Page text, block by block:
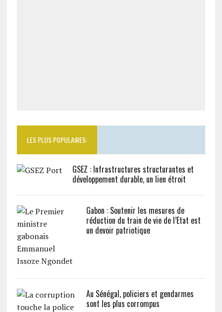
LES PLUS POPULAIRES:
GSEZ : Infrastructures structurantes et
développement durable, un lien étroit
Gabon : Soutenir les mesures de
réduction du train de vie de l’Etat est
un devoir patriotique
Au Sénégal, policiers et gendarmes
sont les plus corrompus